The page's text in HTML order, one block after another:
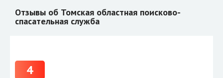
Отзывы об Томская областная поисково-
спасательная служба
4